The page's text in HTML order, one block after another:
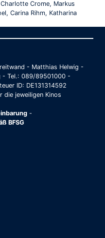
Crome, Markus
Carina Rihm, Katharina
- Matthias Helwig -
- Tel.: 089/89501000 -
ID: DE131314592
die jeweiligen Kinos
-
BFSG